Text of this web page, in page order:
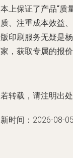
上保证了产品“质
、注重成本效益
印刷服务无疑是
，获取专属的报
转载，请注明出
时间：2026-08-